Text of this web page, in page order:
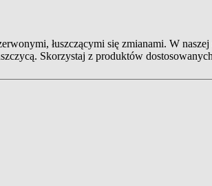
łuszczącymi się zmianami. W
Skorzystaj z produktów